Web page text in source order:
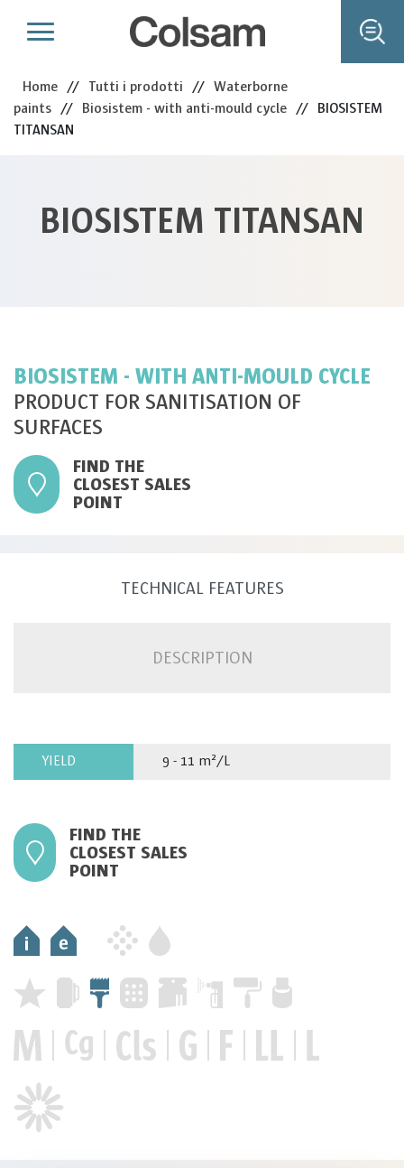
Home // Tutti i prodotti // Waterborne
paints // Biosistem - with anti-mould cycle // BIOSISTEM
TITANSAN
BIOSISTEM TITANSAN
BIOSISTEM - WITH ANTI-MOULD CYCLE
PRODUCT FOR SANITISATION OF
SURFACES
FIND THE
CLOSEST SALES
POINT
TECHNICAL FEATURES
DESCRIPTION
YIELD 9 - 11 m²/L
FIND THE
CLOSEST SALES
POINT